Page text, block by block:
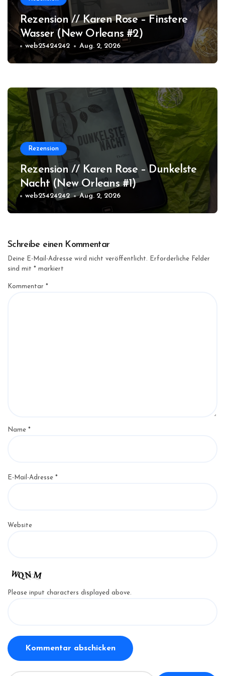
Rezension // Karen Rose – Finstere
Wasser (New Orleans #2)
web25424242 Aug. 2, 2026
Rezension
Rezension // Karen Rose – Dunkelste
Nacht (New Orleans #1)
web25424242 Aug. 2, 2026
Schreibe einen Kommentar
Deine E-Mail-Adresse wird nicht veröffentlicht.
Erforderliche Felder
sind mit * markiert
Kommentar *
Name *
E-Mail-Adresse *
Website
Please input characters displayed above.